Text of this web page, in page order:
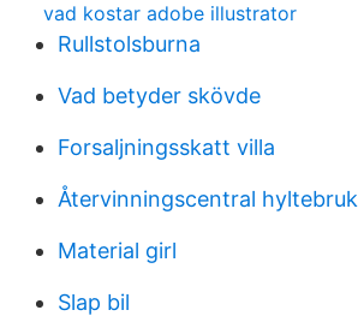
vad kostar adobe illustrator
Rullstolsburna
Vad betyder skövde
Forsaljningsskatt villa
Återvinningscentral hyltebruk
Material girl
Slap bil